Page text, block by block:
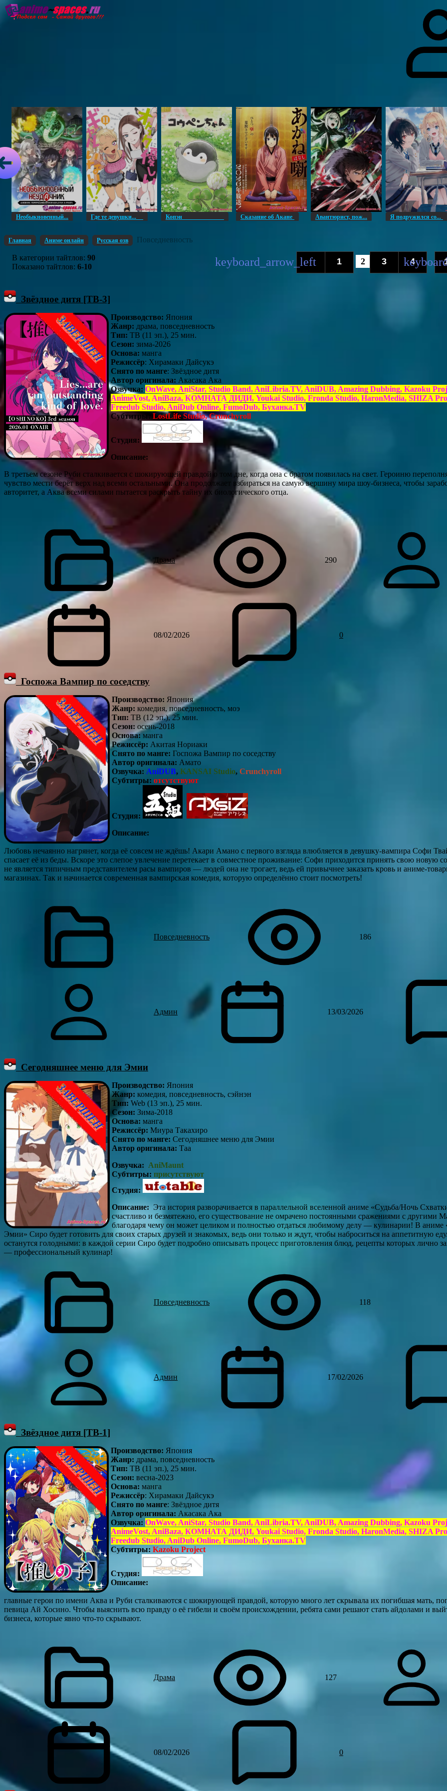
Необыкновенный... Где те девушки... Копэн Сказание об Акане Авантюрист, пож... Я подружился со...
Главная Аниме онлайн Русская озв Повседневность
В категории тайтлов: 90
Показано тайтлов: 6-10
1 2 3 4 ...
Звёздное дитя [ТВ-3]
Производство: Япония
Жанр: драма, повседневность
Тип: ТВ (11 эп.), 25 мин.
Сезон: зима-2026
Основа: манга
Режиссёр: Хирамаки Дайсукэ
Снято по манге: Звёздное дитя
Автор оригинала: Акасака Ака
Озвучка: OnWave, AniStar, Studio Band, AniLibria.TV, AniDUB, Amazing Dubbing, Kazoku
AnimeVost, AniBaza, КОМНАТА ДИДИ, Youkai Studio, Fronda Studio, HaronMedia, SHIZA
Freedub Studio, AniDub Online, FumoDub, Буханка.TV
Субтитры: LostLife Studio, Crunchyroll
Студия:
Описание:
В третьем сезоне Руби сталкивается с шокирующей правдой о том дне, когда она с братом появилась на свет. Героиню
чувство мести берёт верх над всеми остальными. Она продолжает взбираться на самую вершину мира шоу-бизнеса, чтобы
авторитет, а Аква всеми силами пытается раскрыть тайну их биологического отца.
Драма 290
08/02/2026 0
Госпожа Вампир по соседству
Производство: Япония
Жанр: комедия, повседневность, моэ
Тип: ТВ (12 эп.), 25 мин.
Сезон: осень-2018
Основа:манга
Режиссёр: Акитая Нориаки
Снято по манге: Госпожа Вампир по соседству
Автор оригинала: Амато
Озвучка: AniDUB, KANSAI Studio, Crunchyroll
Субтитры: отсутствуют
Студия:
Описание:
Любовь нечаянно нагрянет, когда её совсем не ждёшь! Акари Амано с первого взгляда влюбляется в девушку-вампира Софи
спасает её из беды. Вскоре это слепое увлечение перетекает в совместное проживание: Софи приходится принять свою новую
не является типичным представителем расы вампиров — людей она не трогает, ведь ей привычнее заказать кровь и аниме-
магазинах. Так и начинается современная вампирская комедия, которую определённо стоит посмотреть!
Повседневность 186
Админ 13/03/2026
Сегодняшнее меню для Эмии
Производство: Япония
Жанр: комедия, повседневность, сэйнэн
Тип: Web (13 эп.), 25 мин.
Сезон: Зима-2018
Основа: манга
Режиссёр: Миура Такахиро
Снято по манге: Сегодняшнее меню для Эмии
Автор оригинала: Таа
Озвучка: AniMaunt
Субтитры: присутствуют
Студия:
Описание: Эта история разворачивается в параллельной вселенной аниме «Судьба/Ночь
счастливо и безмятежно, его существование не омрачено постоянными сражениями с другими
благодаря чему он может целиком и полностью отдаться любимому делу — кулинарии! В
Эмии» Сиро будет готовить для своих старых друзей и знакомых, ведь они только и ждут, чтобы наброситься на аппетитную
останутся голодными: в каждой серии Сиро будет подробно описывать процесс приготовления блюд, рецепты которых лично
— профессиональный кулинар!
Повседневность 118
Админ 17/02/2026
Звёздное дитя [ТВ-1]
Производство: Япония
Жанр: драма, повседневность
Тип: ТВ (11 эп.), 25 мин.
Сезон: весна-2023
Основа: манга
Режиссёр: Хирамаки Дайсукэ
Снято по манге: Звёздное дитя
Автор оригинала: Акасака Ака
Озвучка: OnWave, AniStar, Studio Band, AniLibria.TV, AniDUB, Amazing Dubbing, Kazoku
AnimeVost, AniBaza, КОМНАТА ДИДИ, Youkai Studio, Fronda Studio, HaronMedia, SHIZA
Freedub Studio, AniDub Online, FumoDub, Буханка.TV
Субтитры: Kazoku Project
Студия:
Описание:
главные герои по имени Аква и Руби сталкиваются с шокирующей правдой, которую много лет скрывала их погибшая мать,
певица Ай Хосино. Чтобы выяснить всю правду о её гибели и своём происхождении, ребята сами решают стать айдолами и
бизнеса, которые явно что-то скрывают.
Драма 127
08/02/2026 0